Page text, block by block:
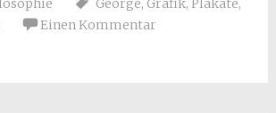
George, Grafik, Plakate,
Einen Kommentar